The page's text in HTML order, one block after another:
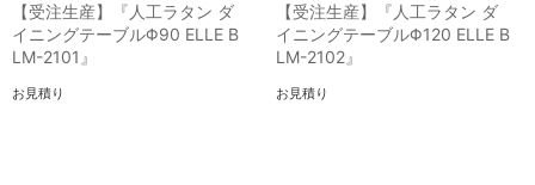
【受注生産】『人工ラタン ダ
イニングテーブルΦ90 ELLE B
LM-2101』
お見積り
【受注生産】『人工ラタン ダ
イニングテーブルΦ120 ELLE B
LM-2102』
お見積り